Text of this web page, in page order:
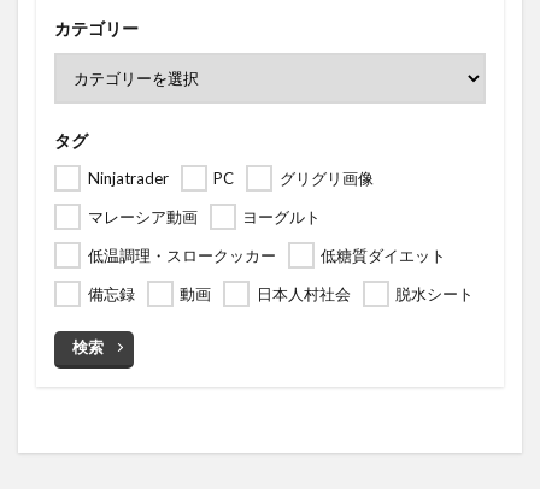
カテゴリー
タグ
Ninjatrader PC
グリグリ画像
マレーシア動画
ヨーグルト
低温調理・スロークッカー
低糖質ダイエット
備忘録
動画 日本人村社会 脱水シート
検索